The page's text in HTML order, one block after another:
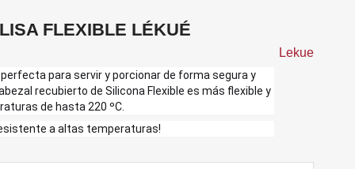
FLEXIBLE LÉKUÉ
Lekue
para servir y porcionar de forma segura y
recubierto de Silicona Flexible es más flexible y
de hasta 220 ºC.
a altas temperaturas!